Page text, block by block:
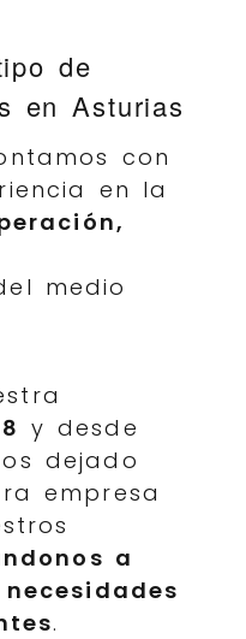
de
en Asturias
con
en la
medio
y desde
dejado
empresa
a
.